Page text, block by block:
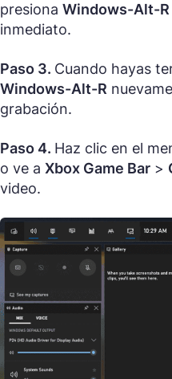
presiona Windows-Alt-R
inmediato.
Paso 3. Cuando hayas
Windows-Alt-R
grabación.
Paso 4. Haz clic en el
o ve a Xbox Game Bar >
video.